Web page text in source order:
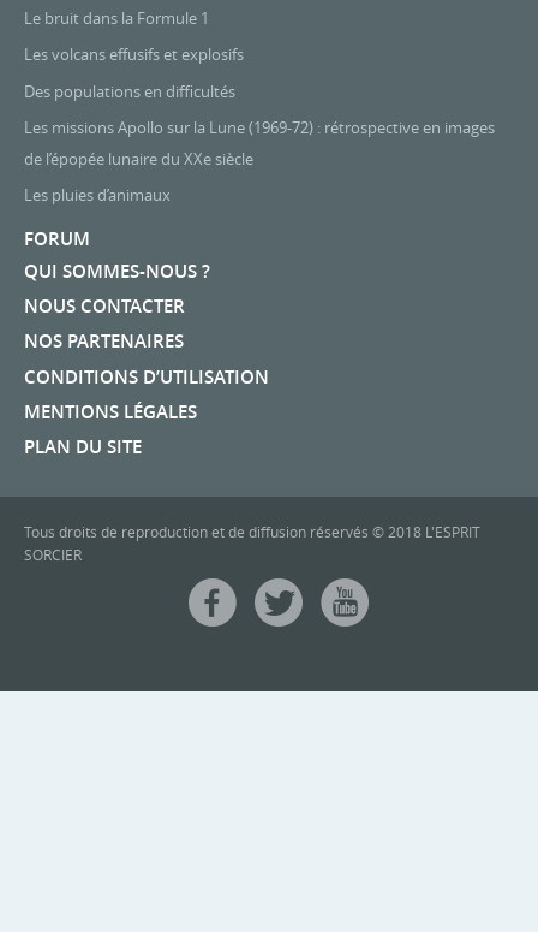
Le bruit dans la Formule 1
Les volcans effusifs et explosifs
Des populations en difficultés
Les missions Apollo sur la Lune (1969-72) : rétrospective en images
de l’épopée lunaire du XXe siècle
Les pluies d’animaux
FORUM
QUI SOMMES-NOUS ?
NOUS CONTACTER
NOS PARTENAIRES
CONDITIONS D’UTILISATION
MENTIONS LÉGALES
PLAN DU SITE
Tous droits de reproduction et de diffusion réservés © 2018 L'ESPRIT
SORCIER